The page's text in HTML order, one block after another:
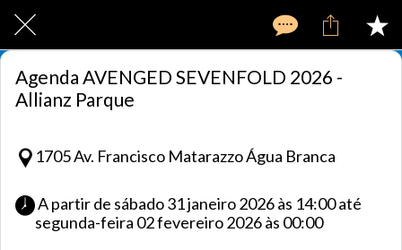
Agenda AVENGED SEVENFOLD 2026 -
Allianz Parque
1705 Av. Francisco Matarazzo Água Branca
segunda-feira 02 fevereiro 2026 às 00:00